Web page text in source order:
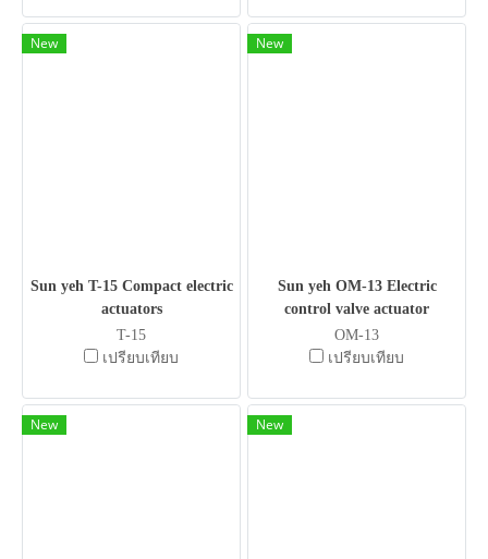
New
Sun yeh T-15 Compact electric
actuators
T-15
เปรียบเทียบ
New
Sun yeh OM-13 Electric
control valve actuator
OM-13
เปรียบเทียบ
New New